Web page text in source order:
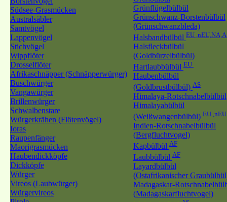
Südsee-Grasmücken
Australsäbler
Samtvögel
Lappenvögel
Stichvögel
Wippflöter
Drosselflöter
Afrikaschnäpper (Schnäpperwürger)
Buschwürger
Vangawürger
Brillenwürger
Schwalbenstare
Würgerkrähen (Flötenvögel)
Ioras
Raupenfänger
Maorigrasmücken
Haubendickköpfe
Dickköpfe
Würger
Vireos (Laubwürger)
Würgervireos
Grünflügelbülbül
Grünschwanz-Borstenbülbül
(Grünschwanzbleda)
Halsbandbülbül EU
Halsfleckbülbül
(Goldbürzelbülbül)
Hartlaubbülbül EU
Haubenbülbül
(Goldbrustbülbül) AS
Himalaya-Rotschnabelbülbül
Himalayabülbül
(Weißwangenbülbül) EU ,nEU
Indien-Rotschnabelbülbül
(Bergfluchtvogel)
Kapbülbül AF
Laubbülbül AF
Layardbülbül
(Ostafrikanischer
Madagaskar-
(Madagaskarfluchtvogel)